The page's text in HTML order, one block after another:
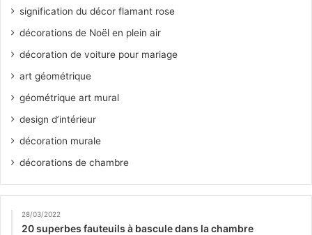
signification du décor flamant rose
décorations de Noël en plein air
décoration de voiture pour mariage
art géométrique
géométrique art mural
design d’intérieur
décoration murale
décorations de chambre
28/03/2022
20 superbes fauteuils à bascule dans la chambre